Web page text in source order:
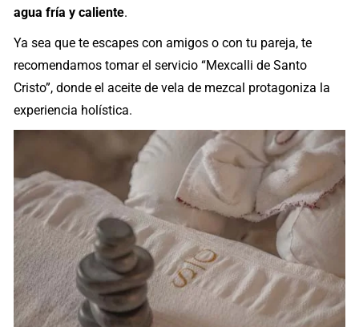
agua fría y caliente.
Ya sea que te escapes con amigos o con tu pareja, te
recomendamos tomar el servicio “Mexcalli de Santo
Cristo”, donde el aceite de vela de mezcal protagoniza la
experiencia holística.